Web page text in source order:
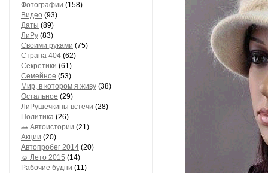
Фотографии (158)
Видео (93)
Даты (89)
ЛиРу (83)
Своими руками (75)
Страна 404 (62)
Секретики (61)
Семейное (53)
Мир, в котором я живу (38)
Остальное (29)
ЛиРушечкины встечи (28)
Политика (26)
🚗 Автоистории (21)
Акции (20)
Автопробег 2014 (20)
☺ Лето 2015 (14)
Рабочие будни (11)